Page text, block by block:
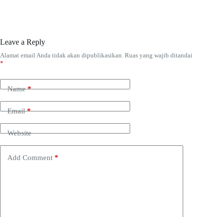
Leave a Reply
Alamat email Anda tidak akan dipublikasikan. Ruas yang wajib ditandai
*
Name*
Email*
Website
Add Comment *